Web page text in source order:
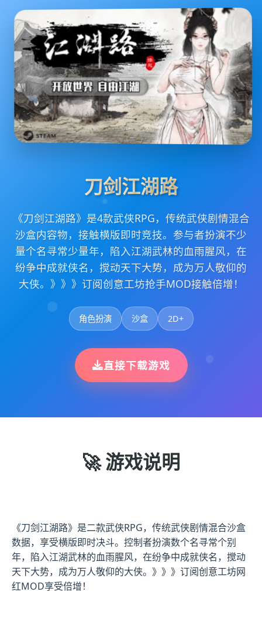
刀剑江湖路
《刀剑江湖路》是4款武侠RPG，传统武侠剧情混合
沙盒内容物，接触横版即时竞技。参与者扮演不少
量个名寻常少量年，陷入江湖武林的血雨腥风，在
纷争中成就侠名，搅动天下大势，成为万人敬仰的
大侠。》》》订阅创意工坊抢手MOD接触倍增！
角色扮演 沙盒 2D+
直接下载游戏
🚀 游戏说明
《刀剑江湖路》是二款武侠RPG，传统武侠剧情混合沙盒
数据，享受横版即时决斗。控制者扮演数个名寻常个别
年，陷入江湖武林的血雨腥风，在纷争中成就侠名，搅动
天下大势，成为万人敬仰的大侠。》》》订阅创意工坊网
红MOD享受倍增！